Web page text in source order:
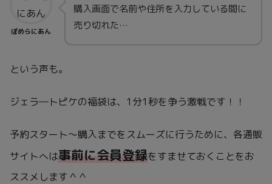
ぽめらにあん
購入画面で名前や住所を入力している間に
売り切れた…
という声も。
ジェラ―トピケの福袋は、1分1秒を争う激戦です！！
予約スタート～購入までをスムーズに行うために、各通販
サイトへは事前に会員登録をすませておくことをお
ススメします＾＾